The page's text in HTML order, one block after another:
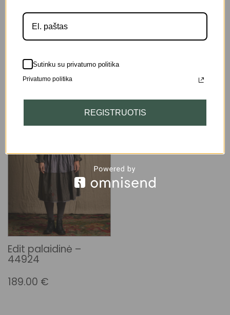
Naujiena
329.00€
Edit palaidinė –
44924
189.00 €
Sutinku su privatumo politika
Privatumo politika
REGISTRUOTIS